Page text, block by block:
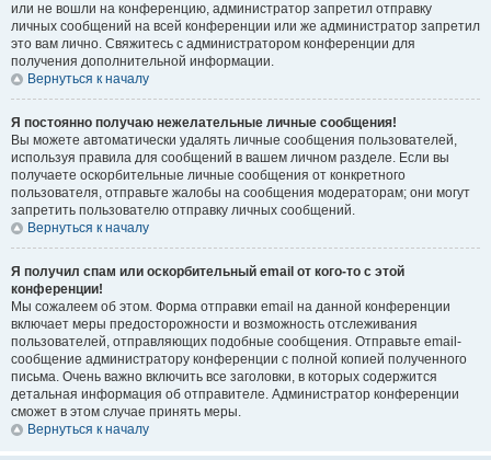
или не вошли на конференцию, администратор запретил отправку
личных сообщений на всей конференции или же администратор запретил
это вам лично. Свяжитесь с администратором конференции для
получения дополнительной информации.
Вернуться к началу
Я постоянно получаю нежелательные личные сообщения!
Вы можете автоматически удалять личные сообщения пользователей,
используя правила для сообщений в вашем личном разделе. Если вы
получаете оскорбительные личные сообщения от конкретного
пользователя, отправьте жалобы на сообщения модераторам; они могут
запретить пользователю отправку личных сообщений.
Вернуться к началу
Я получил спам или оскорбительный email от кого-то с этой
конференции!
Мы сожалеем об этом. Форма отправки email на данной конференции
включает меры предосторожности и возможность отслеживания
пользователей, отправляющих подобные сообщения. Отправьте email-
сообщение администратору конференции с полной копией полученного
письма. Очень важно включить все заголовки, в которых содержится
детальная информация об отправителе. Администратор конференции
сможет в этом случае принять меры.
Вернуться к началу